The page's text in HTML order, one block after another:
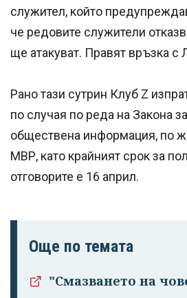
служител, който
че редовите служители
ще атакуват. Правят връзка с
Рано тази сутрин Клуб Z
по случая по реда на Закона
обществена информация, по
МВР, като крайният срок за
отговорите е 16 април.
Още по темата
"Смазването на